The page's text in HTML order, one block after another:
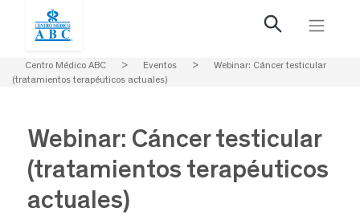
Centro Médico ABC > Eventos >
Webinar: Cáncer testicular
(tratamientos terapéuticos actuales)
Webinar: Cáncer testicular
(tratamientos terapéuticos
actuales)